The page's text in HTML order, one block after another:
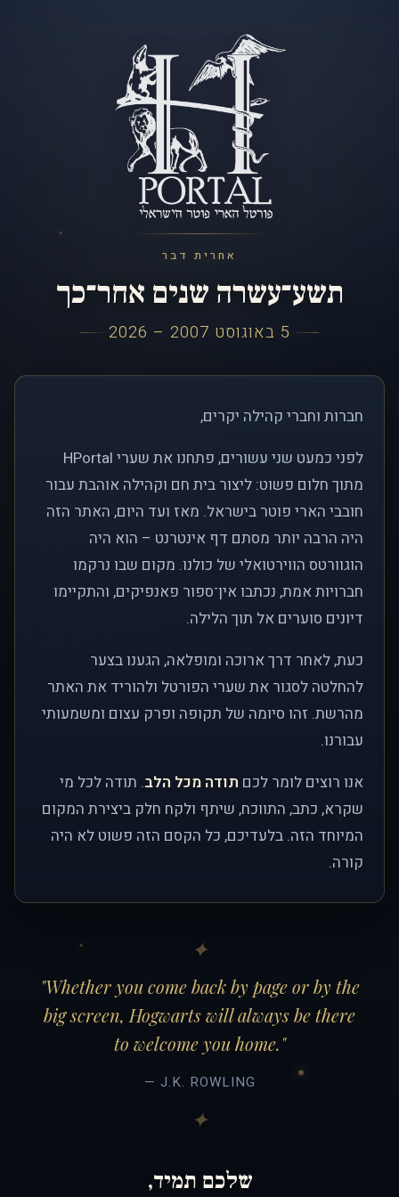
אחרית דבר
תשע־עשרה שנים אחר־כך
5 באוגוסט 2007 – 2026
חברות וחברי קהילה יקרים,
לפני כמעט שני עשורים, פתחנו את שערי HPortal
מתוך חלום פשוט: ליצור בית חם וקהילה אוהבת עבור
חובבי הארי פוטר בישראל. מאז ועד היום, האתר הזה
היה הרבה יותר מסתם דף אינטרנט – הוא היה
הוגוורטס הווירטואלי של כולנו. מקום שבו נרקמו
חברויות אמת, נכתבו אין־ספור פאנפיקים, והתקיימו
דיונים סוערים אל תוך הלילה.
כעת, לאחר דרך ארוכה ומופלאה, הגענו בצער
להחלטה לסגור את שערי הפורטל ולהוריד את האתר
מהרשת. זהו סיומה של תקופה ופרק עצום ומשמעותי
עבורנו.
אנו רוצים לומר לכם תודה מכל הלב. תודה לכל מי
שקרא, כתב, התווכח, שיתף ולקח חלק ביצירת המקום
המיוחד הזה. בלעדיכם, כל הקסם הזה פשוט לא היה
קורה.
"Whether you come back by page or by the
big screen, Hogwarts will always be there
to welcome you home."
— J.K. ROWLING
שלכם תמיד,